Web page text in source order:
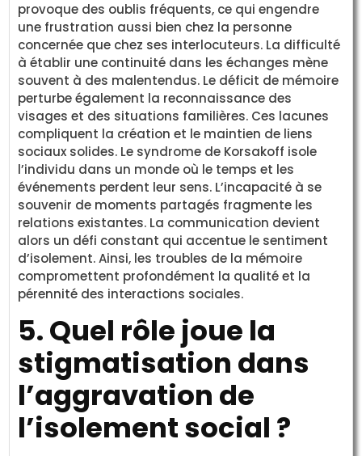
provoque des oublis fréquents, ce qui engendre
une frustration aussi bien chez la personne
concernée que chez ses interlocuteurs. La difficulté
à établir une continuité dans les échanges mène
souvent à des malentendus. Le déficit de mémoire
perturbe également la reconnaissance des
visages et des situations familières. Ces lacunes
compliquent la création et le maintien de liens
sociaux solides. Le syndrome de Korsakoff isole
l’individu dans un monde où le temps et les
événements perdent leur sens. L’incapacité à se
souvenir de moments partagés fragmente les
relations existantes. La communication devient
alors un défi constant qui accentue le sentiment
d’isolement. Ainsi, les troubles de la mémoire
compromettent profondément la qualité et la
pérennité des interactions sociales.
5. Quel rôle joue la
stigmatisation dans
l’aggravation de
l’isolement social ?